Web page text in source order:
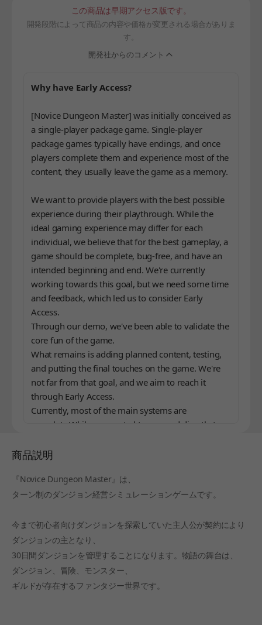
この商品は早期アクセス版です。
開発段階によって商品の内容や価格が変更される場合がありま
す。
開発社からのコメント
Why have Early Access?
[Novice Dungeon Master] was initially conceived as
a single-player package game. Single-player
package games typically have endings, and once
players complete them and experience most of the
content, they usually leave the game as a memory.
We want to provide players with the best possible
experience during their playthrough. While the
ideal gaming experience may differ for each
individual, we believe that for the best gameplay, a
game should be complete, bug-free, and have an
intended beginning and end. We're currently
working towards this goal, but we need some time
and feedback, which led us to consider Early
Access.
Through our demo, we've been able to validate the
core fun of the game.
What remains is adding planned content, testing,
and putting the final touches on the game. We're
not far from that goal, and we aim to reach it
through Early Access.
Currently, most of the main systems are
complete.While we wanted to proceed directly to
decided on Early Access to show a more polished
the current state with those waiting.
What is the Early Access period for this game?
Less than 6 months, and around 3 months if there
are no variables.
商品説明
『Novice Dungeon Master』は、
ターン制のダンジョン経営シミュレーションゲームです。
今まで初心者向けダンジョンを探索していた主人公が契約により
ダンジョンの主となり、
30日間ダンジョンを管理することになります。物語の舞台は、
ダンジョン、冒険、モンスター、
ギルドが存在するファンタジー世界です。